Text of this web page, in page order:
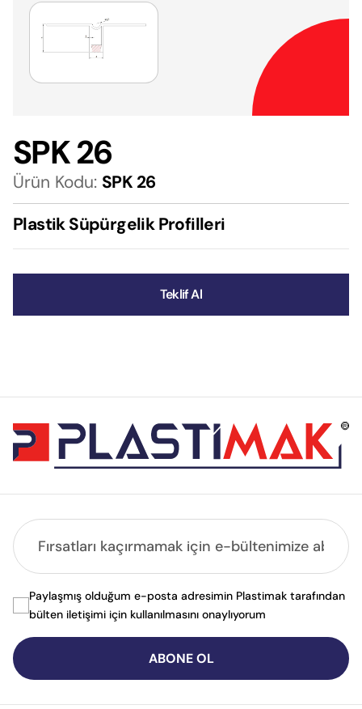
SPK 26
Ürün Kodu: SPK 26
Plastik Süpürgelik Profilleri
Teklif Al
ABONE OL
Paylaşmış olduğum e-posta adresimin Plastimak tarafından
bülten iletişimi için kullanılmasını onaylıyorum